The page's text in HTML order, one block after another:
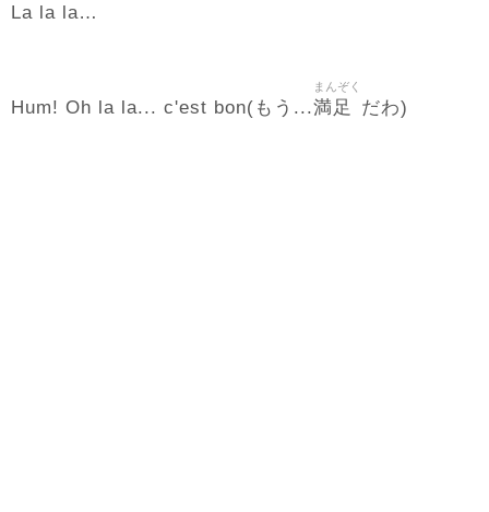
La la la…
Hum! Oh la la... c'est bon(もう...満足
まんぞく
だわ)